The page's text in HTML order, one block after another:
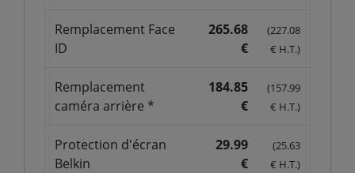
Remplacement Face
ID
265.68
€
(227.08
€ H.T.)
Remplacement
caméra arrière *
184.85
€
(157.99
€ H.T.)
Protection d'écran
Belkin
29.99
€
(25.63
€ H.T.)